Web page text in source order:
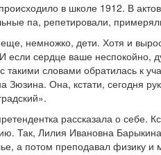
в школе 1912. В
па, репетировали,
немножко, дети. Хотя и
если сердце ваше неспокойно,
такими словами обратилась к
Зюзина. Она, кстати, сегодня
рассказала о себе.
Так, Лилия Ивановна
а потом преподавал физику